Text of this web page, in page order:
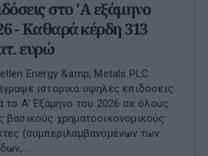
στο 'A εξάμηνο
- Kαθαρά κέρδη 313
ευρώ
Energy &amp; Metals PLC
ιστορικά υψηλές επιδόσεις
το Α’ Εξάμηνο του 2026 σε όλους
βασικούς χρηματοοικονομικούς
(συμπεριλαμβανομένων των